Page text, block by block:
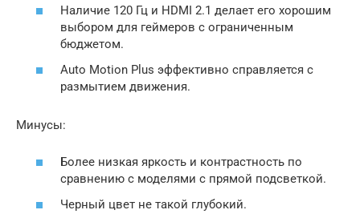
Наличие 120 Гц и HDMI 2.1 делает его хорошим
выбором для геймеров с ограниченным
бюджетом.
Auto Motion Plus эффективно справляется с
размытием движения.
Минусы:
Более низкая яркость и контрастность по
сравнению с моделями с прямой подсветкой.
Черный цвет не такой глубокий.